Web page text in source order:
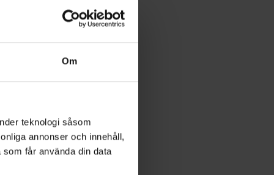
Om
teknologi såsom
annonser och innehåll,
får använda din data